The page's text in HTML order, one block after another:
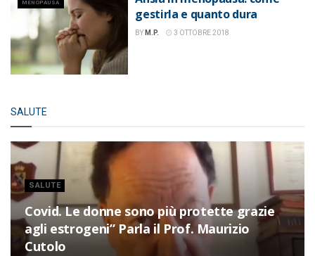
MENOPAUSA
gestirla e quanto dura
BY M.P. 3 OTTOBRE 2018
SALUTE
SALUTE
Covid. Le donne sono più protette grazie
agli estrogeni” Parla il Prof. Maurizio
Cutolo